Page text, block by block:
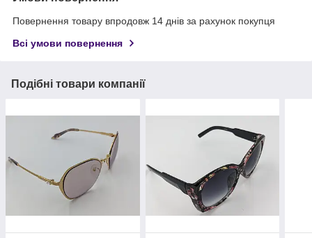
Повернення товару впродовж 14 днів за рахунок покупця
Всі умови повернення
Подібні товари компанії